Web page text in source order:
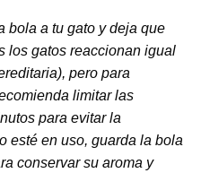
bola a tu gato y deja que
los gatos reaccionan igual
pero para
limitar las
para evitar la
esté en uso, guarda la bola
conservar su aroma y